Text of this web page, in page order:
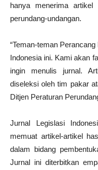
hanya menerima artikel
perundang-undangan.
“Teman-teman
Indonesia ini. Kami akan
ingin menulis jurnal.
diseleksi oleh tim pakar
Ditjen Peraturan
Jurnal Legislasi
memuat artikel-artikel
dalam bidang
Jurnal ini diterbitkan